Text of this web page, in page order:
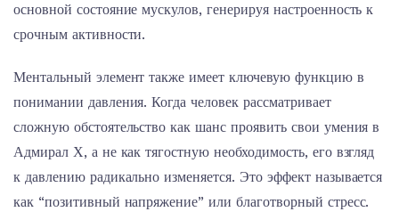
основной состояние мускулов, генерируя настроенность к
срочным активности.
Ментальный элемент также имеет ключевую функцию в
понимании давления. Когда человек рассматривает
сложную обстоятельство как шанс проявить свои умения в
Адмирал Х, а не как тягостную необходимость, его взгляд
к давлению радикально изменяется. Это эффект называется
как “позитивный напряжение” или благотворный стресс.